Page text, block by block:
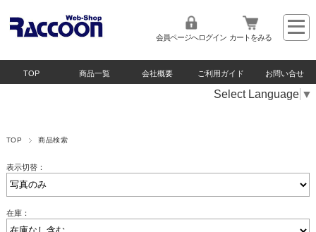
会員ページへログイン カートをみる
TOP 商品一覧 会社概要 ご利用ガイド お問い合せ
Select Language ▼
TOP 商品検索
表示切替：
在庫：